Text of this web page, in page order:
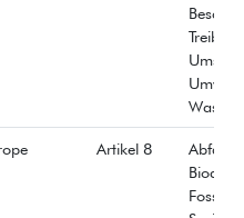
Umwelt
Wasser
Artikel 8
Abfall
Fossiles